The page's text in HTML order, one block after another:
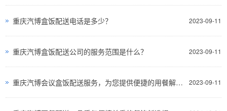
2023-09-11
重庆汽博盒饭配送电话是多少？
2023-09-11
重庆汽博盒饭配送公司的服务范围是什么？
2023-09-11
重庆汽博会议盒饭配送服务，为您提供便捷的用餐解决方案